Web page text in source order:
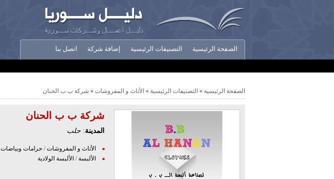
الصفحة الرئيسية التصنيفات الرئيسية إضافة شركة اتصل بنا
الصفحة الرئيسية » التصنيفات الرئيسية » الأثاث و المفروشات » شركة ب ب الحنان
شركة ب ب الحنان
المدينة: حلب
الأثاث و المفروشات/ حرامات وبياضات
الألبسة / الألبسة الولادية